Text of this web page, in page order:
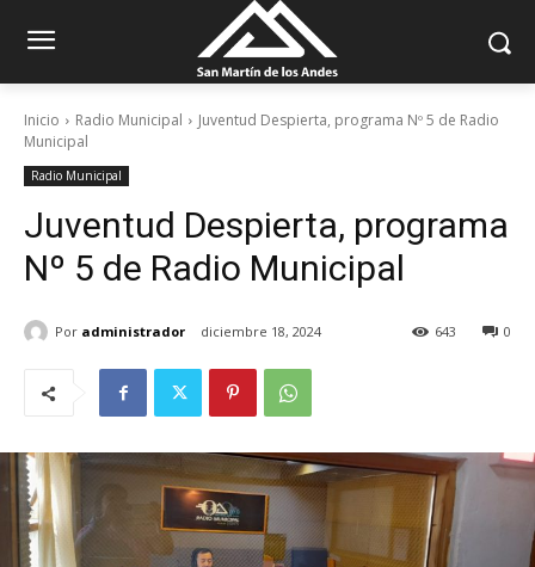
Inicio Radio Municipal
Juventud Despierta, programa Nº 5 de Radio
Municipal
Radio Municipal
Juventud Despierta, programa
Nº 5 de Radio Municipal
Por administrador diciembre 18, 2024 0
643